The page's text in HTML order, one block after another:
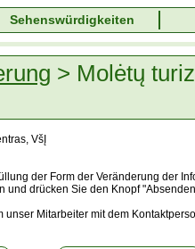
Sehenswürdigkeiten
> Molėtų
VšĮ
der Form der Veränderung der
und drücken Sie den Knopf
unser Mitarbeiter mit dem